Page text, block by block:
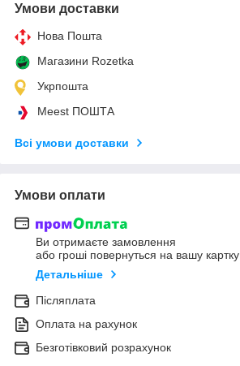
Умови доставки
Нова Пошта
Магазини Rozetka
Укрпошта
Meest ПОШТА
Всі умови доставки
Умови оплати
Ви отримаєте замовлення
або гроші повернуться на вашу картку
Детальніше
Післяплата
Оплата на рахунок
Безготівковий розрахунок